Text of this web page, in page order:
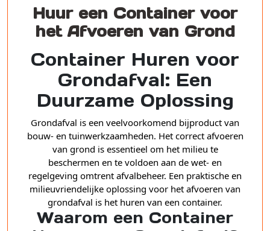
Huur een Container voor
het Afvoeren van Grond
Container Huren voor
Grondafval: Een
Duurzame Oplossing
Grondafval is een veelvoorkomend bijproduct van
bouw- en tuinwerkzaamheden. Het correct afvoeren
van grond is essentieel om het milieu te
beschermen en te voldoen aan de wet- en
regelgeving omtrent afvalbeheer. Een praktische en
milieuvriendelijke oplossing voor het afvoeren van
grondafval is het huren van een container.
Waarom een Container